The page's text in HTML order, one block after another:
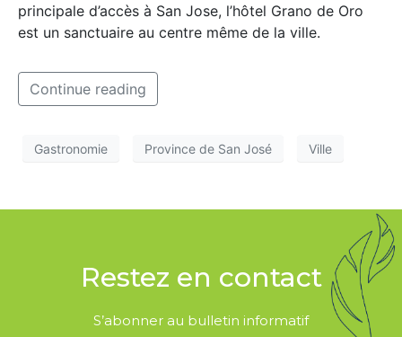
principale d’accès à San Jose, l’hôtel Grano de Oro
est un sanctuaire au centre même de la ville.
Continue reading
Gastronomie Province de San José Ville
Restez en contact
S’abonner au bulletin informatif